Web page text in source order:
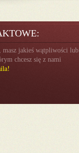
masz jakieś wątpliwości lub
chcesz się z nami